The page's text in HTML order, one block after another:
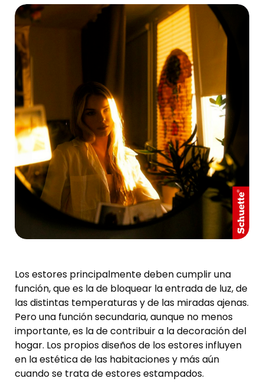
Los estores principalmente deben cumplir una
función, que es la de bloquear la entrada de luz, de
las distintas temperaturas y de las miradas ajenas.
Pero una función secundaria, aunque no menos
importante, es la de contribuir a la decoración del
hogar. Los propios diseños de los estores influyen
en la estética de las habitaciones y más aún
cuando se trata de estores estampados.